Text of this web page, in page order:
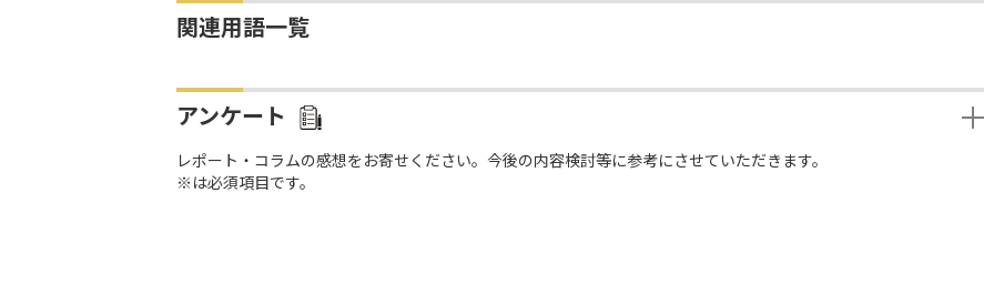
関連用語一覧
アンケート
レポート・コラムの感想をお寄せください。今後の内容検討等に参考にさせていただきます。
※は必須項目です。